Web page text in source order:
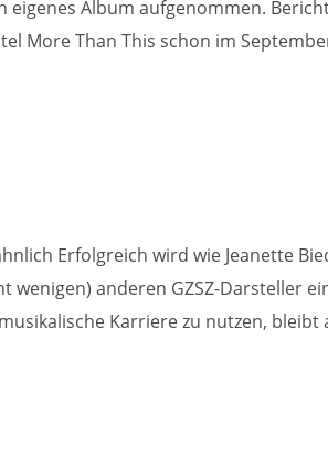
eigenes Album aufgenommen.
More Than This schon im
Erfolgreich wird wie Jeanette
wenigen) anderen GZSZ-Darsteller
Karriere zu nutzen, bleibt